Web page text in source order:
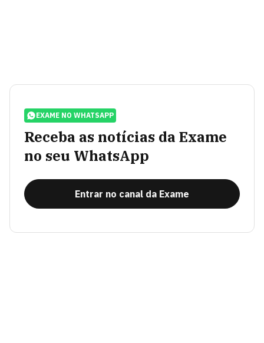
EXAME NO WHATSAPP
Receba as notícias da Exame
no seu WhatsApp
Entrar no canal da Exame